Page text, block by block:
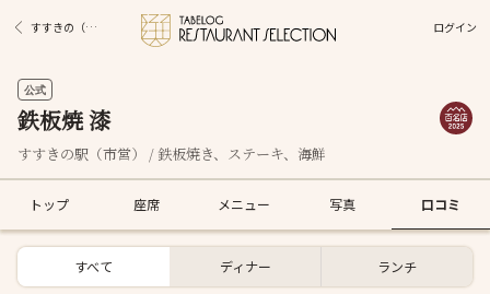
すすきの（市営）駅グルメ ログイン
公式
鉄板焼 漆
すすきの駅（市営） / 鉄板焼き、ステーキ、海鮮
トップ 座席 メニュー 写真 口コミ
すべて ディナー ランチ